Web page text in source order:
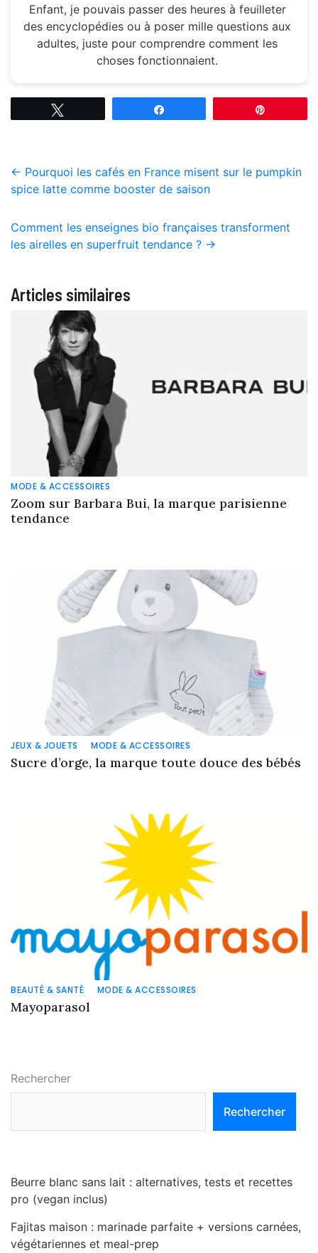
Enfant, je pouvais passer des heures à feuilleter
des encyclopédies ou à poser mille questions aux
adultes, juste pour comprendre comment les
choses fonctionnaient.
← Pourquoi les cafés en France misent sur le pumpkin
spice latte comme booster de saison
Comment les enseignes bio françaises transforment
les airelles en superfruit tendance ? →
Articles similaires
MODE & ACCESSOIRES
Zoom sur Barbara Bui, la marque parisienne
tendance
JEUX & JOUETS MODE & ACCESSOIRES
Sucre d’orge, la marque toute douce des bébés
BEAUTÉ & SANTÉ MODE & ACCESSOIRES
Mayoparasol
Rechercher
Rechercher
Beurre blanc sans lait : alternatives, tests et recettes
pro (vegan inclus)
Fajitas maison : marinade parfaite + versions carnées,
végétariennes et meal-prep